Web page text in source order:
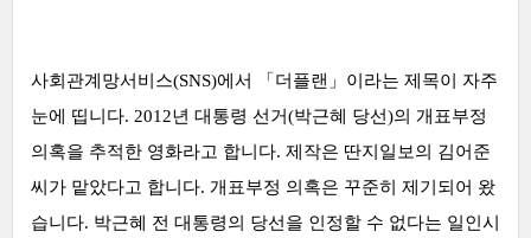
사회관계망서비스(SNS)에서 「 더플랜」이라는 제목이 자주
눈에 띱니다. 2012년 대통령 선거(박근혜 당선)의 개표부정
의혹을 추적한 영화라고 합니다. 제작은 딴지일보의 김어준
씨가 맡았다고 합니다. 개표부정 의혹은 꾸준히 제기되어 왔
습니다. 박근혜 전 대통령의 당선을 인정할 수 없다는 일인시